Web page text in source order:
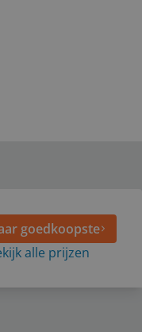
goedkoopste
alle prijzen